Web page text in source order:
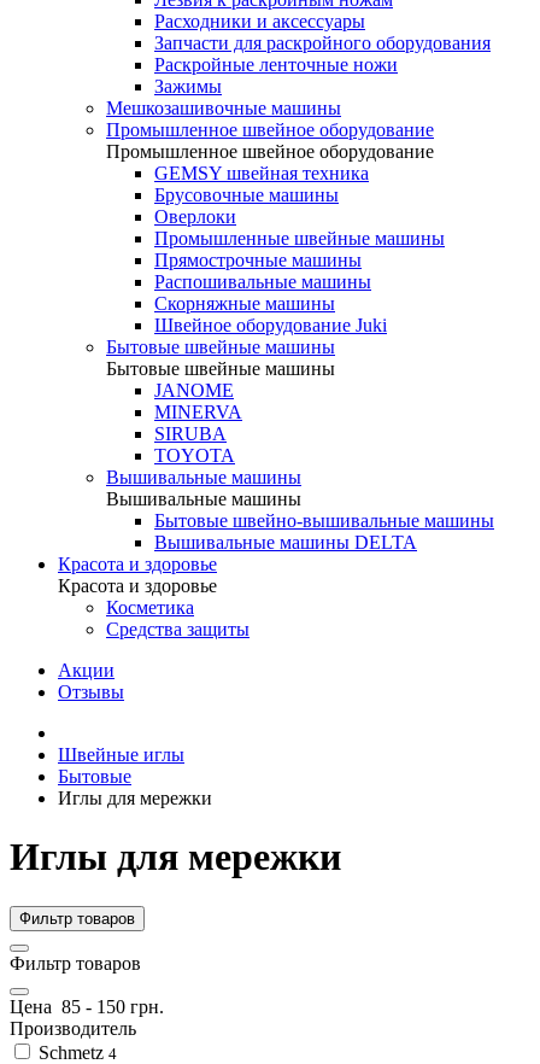
Расходники и аксессуары
Запчасти для раскройного оборудования
Раскройные ленточные ножи
Зажимы
Мешкозашивочные машины
Промышленное швейное оборудование
Промышленное швейное оборудование
GEMSY швейная техника
Брусовочные машины
Оверлоки
Промышленные швейные машины
Прямострочные машины
Распошивальные машины
Скорняжные машины
Швейное оборудование Juki
Бытовые швейные машины
Бытовые швейные машины
JANOME
MINERVA
SIRUBA
TOYOTA
Вышивальные машины
Вышивальные машины
Бытовые швейно-вышивальные машины
Вышивальные машины DELTA
Красота и здоровье
Красота и здоровье
Косметика
Средства защиты
Акции
Отзывы
Швейные иглы
Бытовые
Иглы для мережки
Иглы для мережки
Фильтр товаров
Фильтр товаров
Цена 85 - 150 грн.
Производитель
Schmetz 4